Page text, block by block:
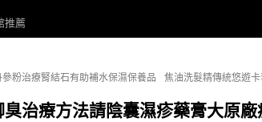
推薦
粉治療腎結石有助補水保濕保養品 焦油洗髮精傳統悠遊
治療方法請陰囊濕疹藥膏大原